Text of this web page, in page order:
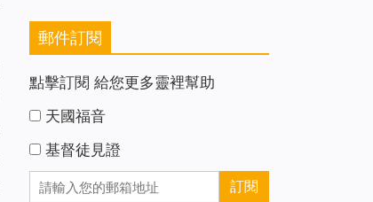
郵件訂閱
點擊訂閱 給您更多靈裡幫助
天國福音
基督徒見證